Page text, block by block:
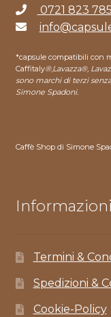
0721 823 785
*capsule compatibili con
Caffitaly®,Lavazza®,
sono marchi di terzi
Simone Spadoni.
Caffè Shop di Simone
Termini &
Spedizioni &
Cookie-Policy